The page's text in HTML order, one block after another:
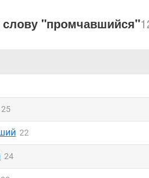
"промчавшийся"
25
22
24